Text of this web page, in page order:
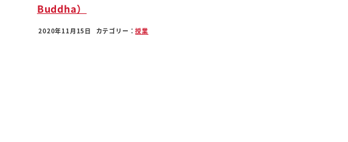
しようねとか年序列大事だよねとかそう
いうですねあの世界の考え方の話なんです
Buddha）
2020年11月15日 カテゴリー：授業